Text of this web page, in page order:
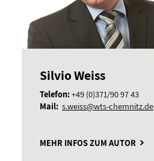
Silvio Weiss
Telefon:+49 (0)371/90 97 43
Mail: s.weiss@wts-chemnitz.de
MEHR INFOS ZUM AUTOR